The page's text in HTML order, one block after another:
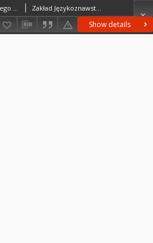
Show details
Kartoteka Słownika języka polskiego XVII i 1.połowy XVIII w. - ROZWIĄZANIA SKRÓTÓW Zakład Językoznawstwa PAN w Warszawie